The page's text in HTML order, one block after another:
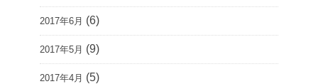
2017年6月 (6)
2017年5月 (9)
2017年4月 (5)